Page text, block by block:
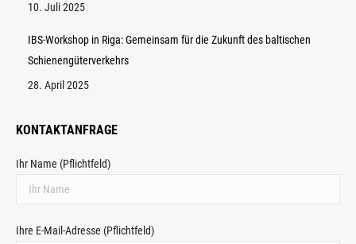
10. Juli 2025
IBS-Workshop in Riga: Gemeinsam für die Zukunft des baltischen
Schienengüterverkehrs
28. April 2025
KONTAKTANFRAGE
Ihr Name (Pflichtfeld)
Ihre E-Mail-Adresse (Pflichtfeld)